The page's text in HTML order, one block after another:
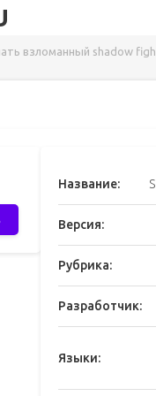
взломанный shadow
Название:
Версия:
Рубрика:
Разработчик:
Языки: